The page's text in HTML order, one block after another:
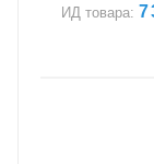
ИД товара: